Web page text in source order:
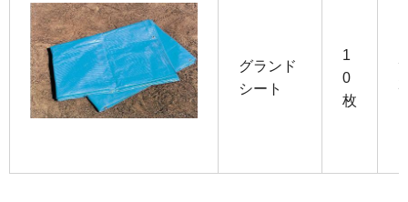
グランド
シート
1
0
枚